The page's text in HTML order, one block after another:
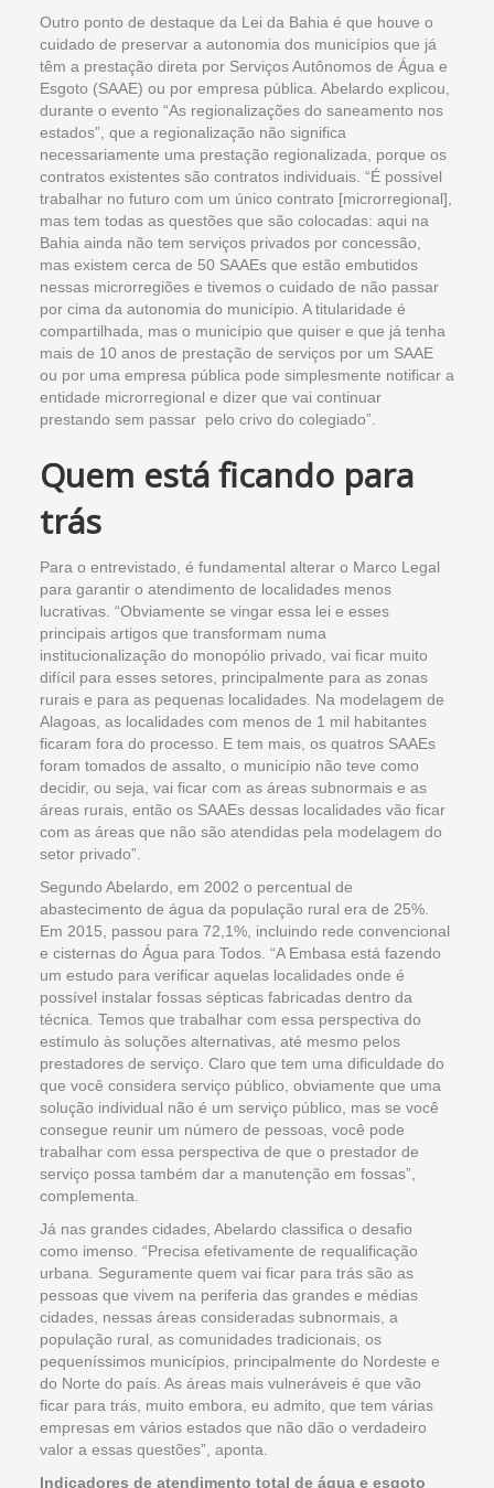
Outro ponto de destaque da Lei da Bahia é que houve o
cuidado de preservar a autonomia dos municípios que já
têm a prestação direta por Serviços Autônomos de Água e
Esgoto (SAAE) ou por empresa pública. Abelardo explicou,
durante o evento “As regionalizações do saneamento nos
estados”, que a regionalização não significa
necessariamente uma prestação regionalizada, porque os
contratos existentes são contratos individuais. “É possível
trabalhar no futuro com um único contrato [microrregional],
mas tem todas as questões que são colocadas: aqui na
Bahia ainda não tem serviços privados por concessão,
mas existem cerca de 50 SAAEs que estão embutidos
nessas microrregiões e tivemos o cuidado de não passar
por cima da autonomia do município. A titularidade é
compartilhada, mas o município que quiser e que já tenha
mais de 10 anos de prestação de serviços por um SAAE
ou por uma empresa pública pode simplesmente notificar a
entidade microrregional e dizer que vai continuar
prestando sem passar pelo crivo do colegiado”.
Quem está ficando para
trás
Para o entrevistado, é fundamental alterar o Marco Legal
para garantir o atendimento de localidades menos
lucrativas. “Obviamente se vingar essa lei e esses
principais artigos que transformam numa
institucionalização do monopólio privado, vai ficar muito
difícil para esses setores, principalmente para as zonas
rurais e para as pequenas localidades. Na modelagem de
Alagoas, as localidades com menos de 1 mil habitantes
ficaram fora do processo. E tem mais, os quatros SAAEs
foram tomados de assalto, o município não teve como
decidir, ou seja, vai ficar com as áreas subnormais e as
áreas rurais, então os SAAEs dessas localidades vão ficar
com as áreas que não são atendidas pela modelagem do
setor privado”.
Segundo Abelardo, em 2002 o percentual de
abastecimento de água da população rural era de 25%.
Em 2015, passou para 72,1%, incluindo rede convencional
e cisternas do Água para Todos. “A Embasa está fazendo
um estudo para verificar aquelas localidades onde é
possível instalar fossas sépticas fabricadas dentro da
técnica. Temos que trabalhar com essa perspectiva do
estímulo às soluções alternativas, até mesmo pelos
prestadores de serviço. Claro que tem uma dificuldade do
que você considera serviço público, obviamente que uma
solução individual não é um serviço público, mas se você
consegue reunir um número de pessoas, você pode
trabalhar com essa perspectiva de que o prestador de
serviço possa também dar a manutenção em fossas”,
complementa.
Já nas grandes cidades, Abelardo classifica o desafio
como imenso. “Precisa efetivamente de requalificação
urbana. Seguramente quem vai ficar para trás são as
pessoas que vivem na periferia das grandes e médias
cidades, nessas áreas consideradas subnormais, a
população rural, as comunidades tradicionais, os
pequeníssimos municípios, principalmente do Nordeste e
do Norte do país. As áreas mais vulneráveis é que vão
ficar para trás, muito embora, eu admito, que tem várias
empresas em vários estados que não dão o verdadeiro
valor a essas questões”, aponta.
Indicadores de atendimento total de água e esgoto